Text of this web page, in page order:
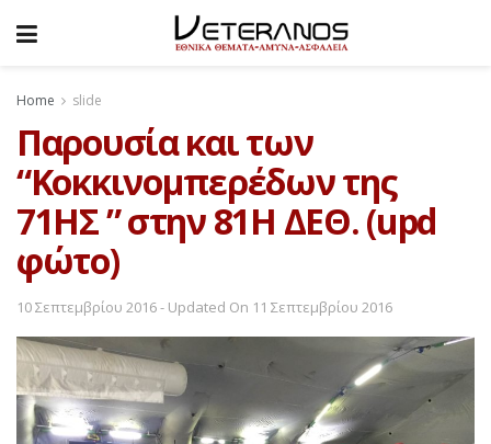
Home slide
Παρουσία και των
“Κοκκινομπερέδων της
71ΗΣ ” στην 81H ΔΕΘ. (upd
φώτο)
10 Σεπτεμβρίου 2016 - Updated On 11 Σεπτεμβρίου 2016